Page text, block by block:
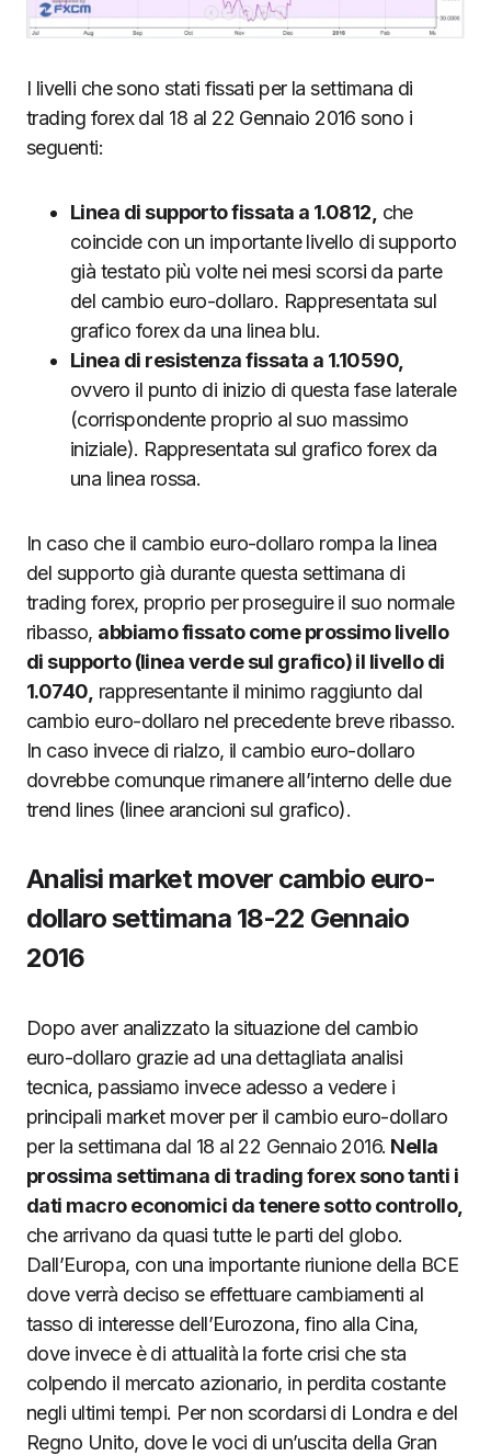
I livelli che sono stati fissati per la settimana di
trading forex dal 18 al 22 Gennaio 2016 sono i
seguenti:
Linea di supporto fissata a 1.0812, che
coincide con un importante livello di supporto
già testato più volte nei mesi scorsi da parte
del cambio euro-dollaro. Rappresentata sul
grafico forex da una linea blu.
Linea di resistenza fissata a 1.10590,
ovvero il punto di inizio di questa fase laterale
(corrispondente proprio al suo massimo
iniziale). Rappresentata sul grafico forex da
una linea rossa.
In caso che il cambio euro-dollaro rompa la linea
del supporto già durante questa settimana di
trading forex, proprio per proseguire il suo normale
ribasso, abbiamo fissato come prossimo livello
di supporto (linea verde sul grafico) il livello di
1.0740, rappresentante il minimo raggiunto dal
cambio euro-dollaro nel precedente breve ribasso.
In caso invece di rialzo, il cambio euro-dollaro
dovrebbe comunque rimanere all’interno delle due
trend lines (linee arancioni sul grafico).
Analisi market mover cambio euro-
dollaro settimana 18-22 Gennaio
2016
Dopo aver analizzato la situazione del cambio
euro-dollaro grazie ad una dettagliata analisi
tecnica, passiamo invece adesso a vedere i
principali market mover per il cambio euro-dollaro
per la settimana dal 18 al 22 Gennaio 2016. Nella
prossima settimana di trading forex sono tanti i
dati macro economici da tenere sotto controllo,
che arrivano da quasi tutte le parti del globo.
Dall’Europa, con una importante riunione della BCE
dove verrà deciso se effettuare cambiamenti al
tasso di interesse dell’Eurozona, fino alla Cina,
dove invece è di attualità la forte crisi che sta
colpendo il mercato azionario, in perdita costante
negli ultimi tempi. Per non scordarsi di Londra e del
Regno Unito, dove le voci di un’uscita della Gran